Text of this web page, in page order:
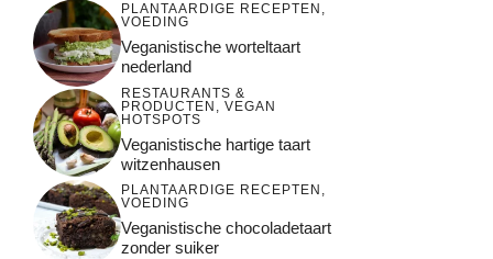
PLANTAARDIGE RECEPTEN ,
VOEDING
Veganistische worteltaart
nederland
RESTAURANTS &
PRODUCTEN
VEGAN
HOTSPOTS
Veganistische hartige taart
witzenhausen
PLANTAARDIGE RECEPTEN ,
VOEDING
Veganistische chocoladetaart
zonder suiker